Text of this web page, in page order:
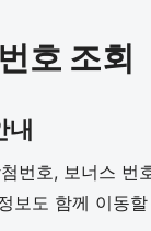
호 조회
내
번호, 보너스 번
보도 함께 이동